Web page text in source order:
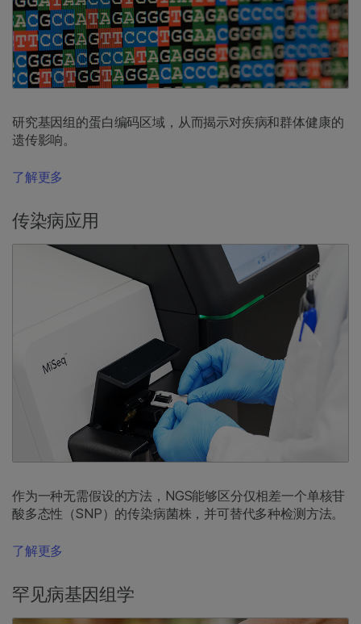
研究基因组的蛋白编码区域，从而揭示对疾病和群体健康的
遗传影响。
了解更多
传染病应用
作为一种无需假设的方法，NGS能够区分仅相差一个单核苷
酸多态性（SNP）的传染病菌株，并可替代多种检测方法。
了解更多
罕见病基因组学